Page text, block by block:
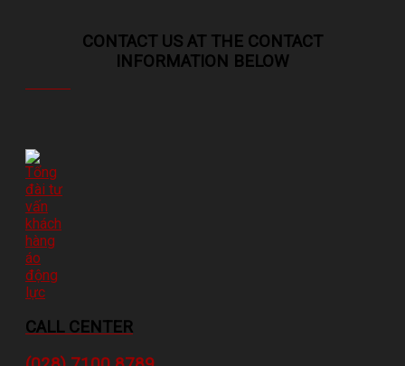
CONTACT US AT THE CONTACT
INFORMATION BELOW
CALL CENTER